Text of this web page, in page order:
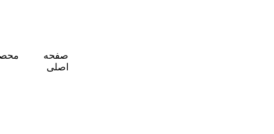
صفحه
اصلی